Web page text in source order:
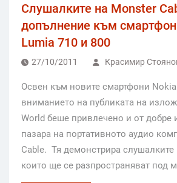
Слушалките на Monster
допълнение към
Lumia 710 и 800
27/10/2011 Красимир
Освен към новите смартфони
вниманието на публиката на
World беше привлечено и от добре
пазара на портативното аудио
Cable. Тя демонстрира слушалките
които ще се разпространяват под